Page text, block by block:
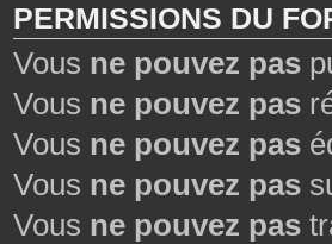
PERMISSIONS DU
Vous ne pouvez pas
Vous ne pouvez pas
Vous ne pouvez pas
Vous ne pouvez pas
Vous ne pouvez pas